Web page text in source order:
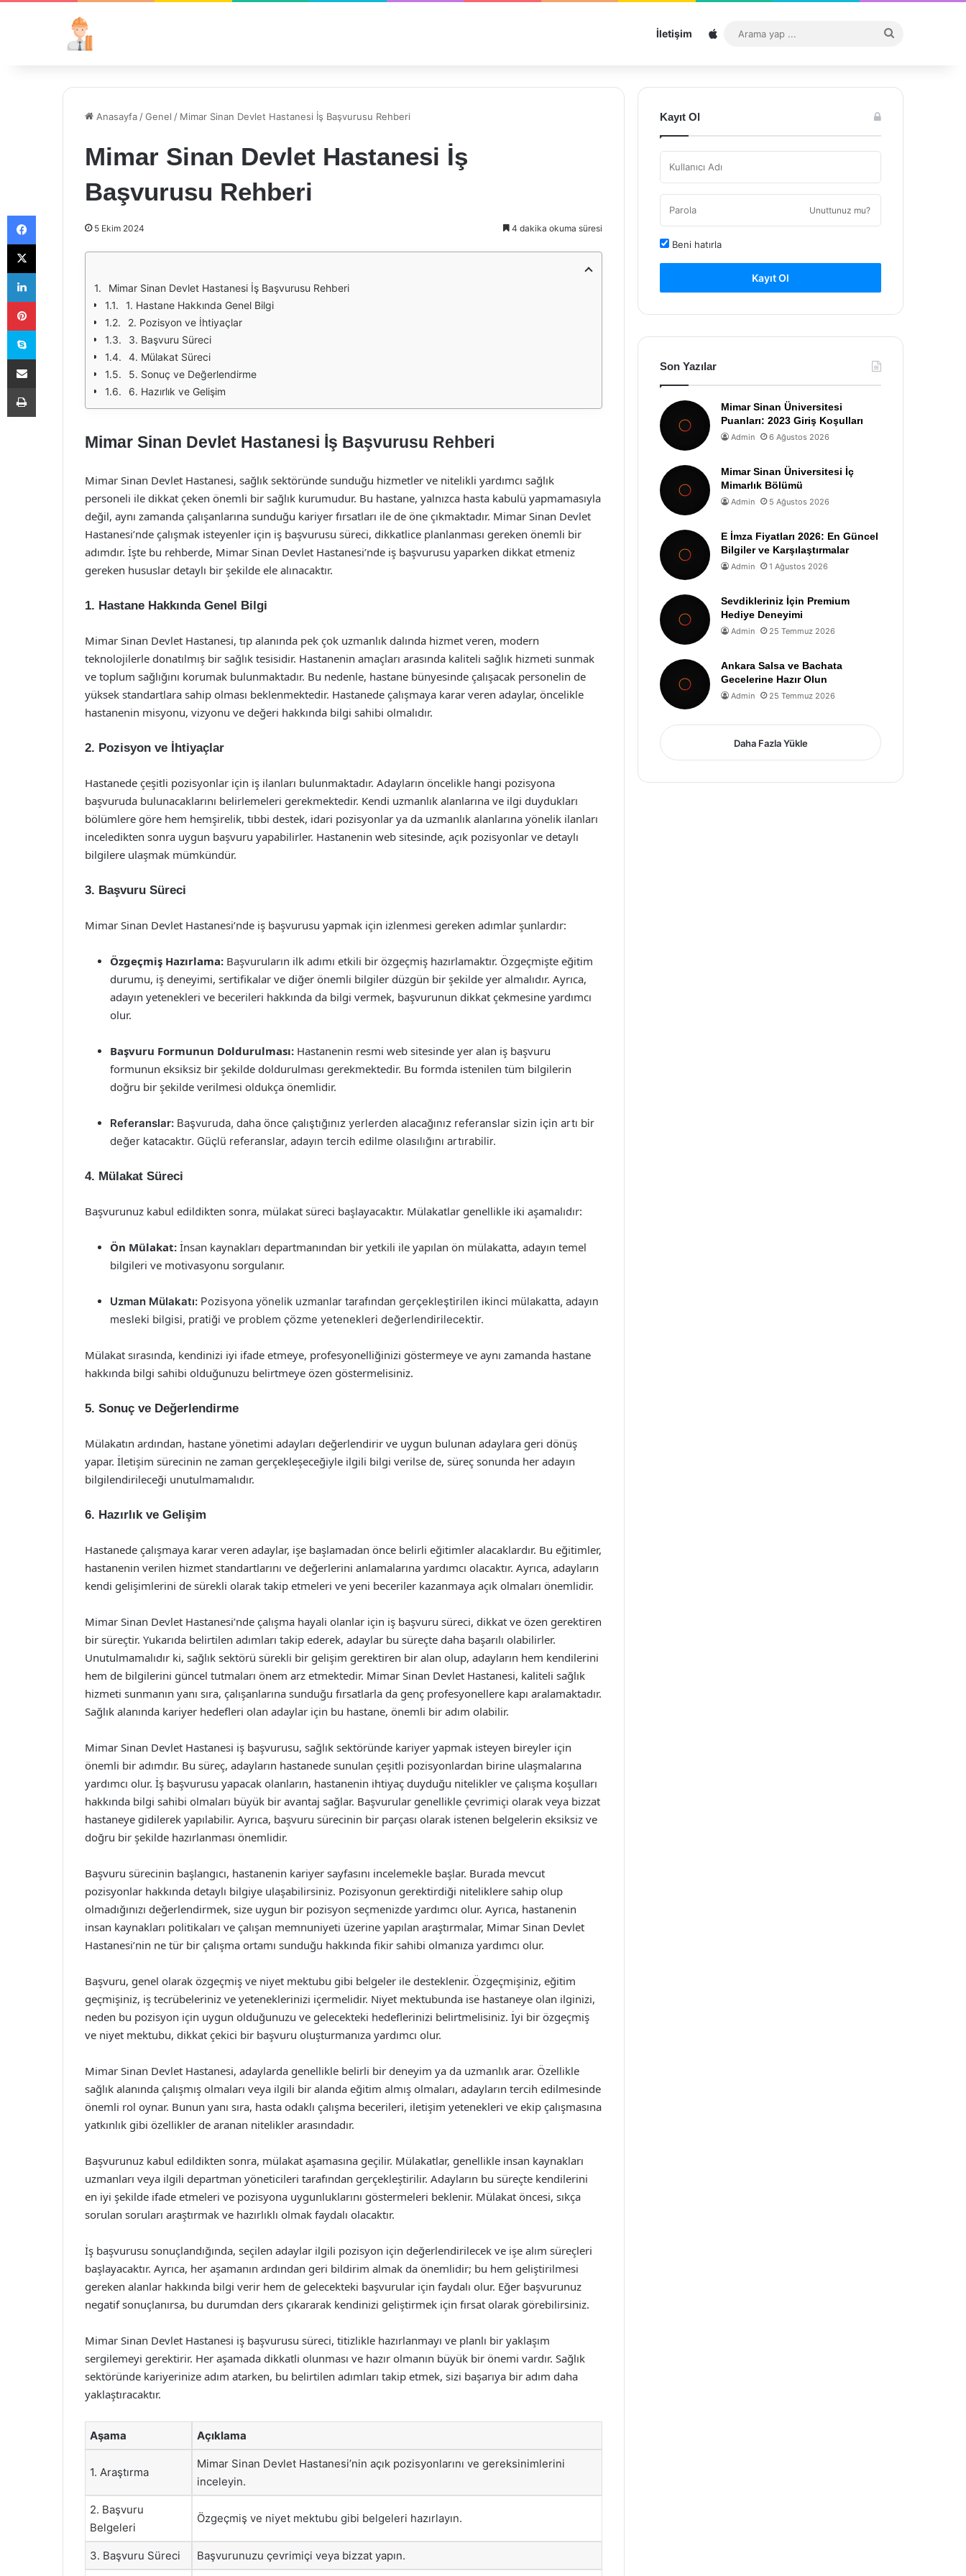
İletişim Sitemap
...
Anasayfa /Genel / Mimar Sinan Devlet Hastanesi İş Başvurusu Rehberi
Mimar Sinan Devlet Hastanesi İş
Başvurusu Rehberi
5 Ekim 2024 4 dakika okuma süresi
Mimar Sinan Devlet Hastanesi İş Başvurusu Rehberi
1. Hastane Hakkında Genel Bilgi
2. Pozisyon ve İhtiyaçlar
3. Başvuru Süreci
4. Mülakat Süreci
5. Sonuç ve Değerlendirme
6. Hazırlık ve Gelişim
Mimar Sinan Devlet Hastanesi İş Başvurusu Rehberi
Mimar Sinan Devlet Hastanesi, sağlık sektöründe sunduğu hizmetler ve nitelikli yardımcı sağlık
personeli ile dikkat çeken önemli bir sağlık kurumudur. Bu hastane, yalnızca hasta kabulü yapmamasıyla
değil, aynı zamanda çalışanlarına sunduğu kariyer fırsatları ile de öne çıkmaktadır. Mimar Sinan Devlet
Hastanesi’nde çalışmak isteyenler için iş başvurusu süreci, dikkatlice planlanması gereken önemli bir
adımdır. İşte bu rehberde, Mimar Sinan Devlet Hastanesi’nde iş başvurusu yaparken dikkat etmeniz
gereken hususlar detaylı bir şekilde ele alınacaktır.
1. Hastane Hakkında Genel Bilgi
Mimar Sinan Devlet Hastanesi, tıp alanında pek çok uzmanlık dalında hizmet veren, modern
teknolojilerle donatılmış bir sağlık tesisidir. Hastanenin amaçları arasında kaliteli sağlık hizmeti sunmak
ve toplum sağlığını korumak bulunmaktadır. Bu nedenle, hastane bünyesinde çalışacak personelin de
yüksek standartlara sahip olması beklenmektedir. Hastanede çalışmaya karar veren adaylar, öncelikle
hastanenin misyonu, vizyonu ve değeri hakkında bilgi sahibi olmalıdır.
2. Pozisyon ve İhtiyaçlar
Hastanede çeşitli pozisyonlar için iş ilanları bulunmaktadır. Adayların öncelikle hangi pozisyona
başvuruda bulunacaklarını belirlemeleri gerekmektedir. Kendi uzmanlık alanlarına ve ilgi duydukları
bölümlere göre hem hemşirelik, tıbbi destek, idari pozisyonlar ya da uzmanlık alanlarına yönelik ilanları
inceledikten sonra uygun başvuru yapabilirler. Hastanenin web sitesinde, açık pozisyonlar ve detaylı
bilgilere ulaşmak mümkündür.
3. Başvuru Süreci
Mimar Sinan Devlet Hastanesi’nde iş başvurusu yapmak için izlenmesi gereken adımlar şunlardır:
Özgeçmiş Hazırlama: Başvuruların ilk adımı etkili bir özgeçmiş hazırlamaktır. Özgeçmişte eğitim
durumu, iş deneyimi, sertifikalar ve diğer önemli bilgiler düzgün bir şekilde yer almalıdır. Ayrıca,
adayın yetenekleri ve becerileri hakkında da bilgi vermek, başvurunun dikkat çekmesine yardımcı
olur.
Başvuru Formunun Doldurulması: Hastanenin resmi web sitesinde yer alan iş başvuru
formunun eksiksiz bir şekilde doldurulması gerekmektedir. Bu formda istenilen tüm bilgilerin
doğru bir şekilde verilmesi oldukça önemlidir.
Referanslar: Başvuruda, daha önce çalıştığınız yerlerden alacağınız referanslar sizin için artı bir
değer katacaktır. Güçlü referanslar, adayın tercih edilme olasılığını artırabilir.
4. Mülakat Süreci
Başvurunuz kabul edildikten sonra, mülakat süreci başlayacaktır. Mülakatlar genellikle iki aşamalıdır:
Ön Mülakat: İnsan kaynakları departmanından bir yetkili ile yapılan ön mülakatta, adayın temel
bilgileri ve motivasyonu sorgulanır.
Uzman Mülakatı: Pozisyona yönelik uzmanlar tarafından gerçekleştirilen ikinci mülakatta, adayın
mesleki bilgisi, pratiği ve problem çözme yetenekleri değerlendirilecektir.
Mülakat sırasında, kendinizi iyi ifade etmeye, profesyonelliğinizi göstermeye ve aynı zamanda hastane
hakkında bilgi sahibi olduğunuzu belirtmeye özen göstermelisiniz.
5. Sonuç ve Değerlendirme
Mülakatın ardından, hastane yönetimi adayları değerlendirir ve uygun bulunan adaylara geri dönüş
yapar. İletişim sürecinin ne zaman gerçekleşeceğiyle ilgili bilgi verilse de, süreç sonunda her adayın
bilgilendirileceği unutulmamalıdır.
6. Hazırlık ve Gelişim
Hastanede çalışmaya karar veren adaylar, işe başlamadan önce belirli eğitimler alacaklardır. Bu eğitimler,
hastanenin verilen hizmet standartlarını ve değerlerini anlamalarına yardımcı olacaktır. Ayrıca, adayların
kendi gelişimlerini de sürekli olarak takip etmeleri ve yeni beceriler kazanmaya açık olmaları önemlidir.
Mimar Sinan Devlet Hastanesi’nde çalışma hayali olanlar için iş başvuru süreci, dikkat ve özen gerektiren
bir süreçtir. Yukarıda belirtilen adımları takip ederek, adaylar bu süreçte daha başarılı olabilirler.
Unutulmamalıdır ki, sağlık sektörü sürekli bir gelişim gerektiren bir alan olup, adayların hem kendilerini
hem de bilgilerini güncel tutmaları önem arz etmektedir. Mimar Sinan Devlet Hastanesi, kaliteli sağlık
hizmeti sunmanın yanı sıra, çalışanlarına sunduğu fırsatlarla da genç profesyonellere kapı aralamaktadır.
Sağlık alanında kariyer hedefleri olan adaylar için bu hastane, önemli bir adım olabilir.
Mimar Sinan Devlet Hastanesi iş başvurusu, sağlık sektöründe kariyer yapmak isteyen bireyler için
önemli bir adımdır. Bu süreç, adayların hastanede sunulan çeşitli pozisyonlardan birine ulaşmalarına
yardımcı olur. İş başvurusu yapacak olanların, hastanenin ihtiyaç duyduğu nitelikler ve çalışma koşulları
hakkında bilgi sahibi olmaları büyük bir avantaj sağlar. Başvurular genellikle çevrimiçi olarak veya bizzat
hastaneye gidilerek yapılabilir. Ayrıca, başvuru sürecinin bir parçası olarak istenen belgelerin eksiksiz ve
doğru bir şekilde hazırlanması önemlidir.
Başvuru sürecinin başlangıcı, hastanenin kariyer sayfasını incelemekle başlar. Burada mevcut
pozisyonlar hakkında detaylı bilgiye ulaşabilirsiniz. Pozisyonun gerektirdiği niteliklere sahip olup
olmadığınızı değerlendirmek, size uygun bir pozisyon seçmenizde yardımcı olur. Ayrıca, hastanenin
insan kaynakları politikaları ve çalışan memnuniyeti üzerine yapılan araştırmalar, Mimar Sinan Devlet
Hastanesi’nin ne tür bir çalışma ortamı sunduğu hakkında fikir sahibi olmanıza yardımcı olur.
Başvuru, genel olarak özgeçmiş ve niyet mektubu gibi belgeler ile desteklenir. Özgeçmişiniz, eğitim
geçmişiniz, iş tecrübeleriniz ve yeteneklerinizi içermelidir. Niyet mektubunda ise hastaneye olan ilginizi,
neden bu pozisyon için uygun olduğunuzu ve gelecekteki hedeflerinizi belirtmelisiniz. İyi bir özgeçmiş
ve niyet mektubu, dikkat çekici bir başvuru oluşturmanıza yardımcı olur.
Mimar Sinan Devlet Hastanesi, adaylarda genellikle belirli bir deneyim ya da uzmanlık arar. Özellikle
sağlık alanında çalışmış olmaları veya ilgili bir alanda eğitim almış olmaları, adayların tercih edilmesinde
önemli rol oynar. Bunun yanı sıra, hasta odaklı çalışma becerileri, iletişim yetenekleri ve ekip çalışmasına
yatkınlık gibi özellikler de aranan nitelikler arasındadır.
Başvurunuz kabul edildikten sonra, mülakat aşamasına geçilir. Mülakatlar, genellikle insan kaynakları
uzmanları veya ilgili departman yöneticileri tarafından gerçekleştirilir. Adayların bu süreçte kendilerini
en iyi şekilde ifade etmeleri ve pozisyona uygunluklarını göstermeleri beklenir. Mülakat öncesi, sıkça
sorulan soruları araştırmak ve hazırlıklı olmak faydalı olacaktır.
İş başvurusu sonuçlandığında, seçilen adaylar ilgili pozisyon için değerlendirilecek ve işe alım süreçleri
başlayacaktır. Ayrıca, her aşamanın ardından geri bildirim almak da önemlidir; bu hem geliştirilmesi
gereken alanlar hakkında bilgi verir hem de gelecekteki başvurular için faydalı olur. Eğer başvurunuz
negatif sonuçlanırsa, bu durumdan ders çıkararak kendinizi geliştirmek için fırsat olarak görebilirsiniz.
Mimar Sinan Devlet Hastanesi iş başvurusu süreci, titizlikle hazırlanmayı ve planlı bir yaklaşım
sergilemeyi gerektirir. Her aşamada dikkatli olunması ve hazır olmanın büyük bir önemi vardır. Sağlık
sektöründe kariyerinize adım atarken, bu belirtilen adımları takip etmek, sizi başarıya bir adım daha
yaklaştıracaktır.
Aşama Açıklama
1. Araştırma
Mimar Sinan Devlet Hastanesi’nin açık pozisyonlarını ve gereksinimlerini
inceleyin.
2. Başvuru
Belgeleri
Özgeçmiş ve niyet mektubu gibi belgeleri hazırlayın.
3. Başvuru Süreci Başvurunuzu çevrimiçi veya bizzat yapın.
Kayıt Ol
Unuttunuz mu?
Beni hatırla
Kayıt Ol
Son Yazılar
Mimar Sinan Üniversitesi
Puanları: 2023 Giriş Koşulları
Admin 6 Ağustos 2026
Mimar Sinan Üniversitesi İç
Mimarlık Bölümü
Admin 5 Ağustos 2026
E İmza Fiyatları 2026: En Güncel
Bilgiler ve Karşılaştırmalar
Admin 1 Ağustos 2026
Sevdikleriniz İçin Premium
Hediye Deneyimi
Admin 25 Temmuz 2026
Ankara Salsa ve Bachata
Gecelerine Hazır Olun
Admin 25 Temmuz 2026
Daha Fazla Yükle
Facebook
X
LinkedIn
Pinterest
Skype
E-Posta ile paylaş